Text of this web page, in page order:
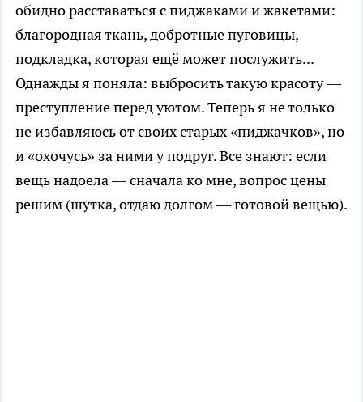
обидно расставаться с пиджаками и жакетами:
благородная ткань, добротные пуговицы,
подкладка, которая ещё может послужить...
Однажды я поняла: выбросить такую красоту —
преступление перед уютом. Теперь я не только
не избавляюсь от своих старых «пиджачков», но
и «охочусь» за ними у подруг. Все знают: если
вещь надоела — сначала ко мне, вопрос цены
решим (шутка, отдаю долгом — готовой вещью).